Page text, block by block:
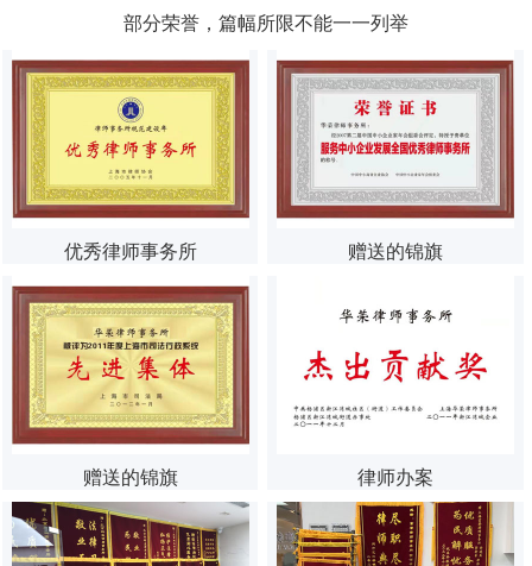
部分荣誉，篇幅所限不能一一列举
优秀律师事务所 赠送的锦旗
赠送的锦旗 律师办案